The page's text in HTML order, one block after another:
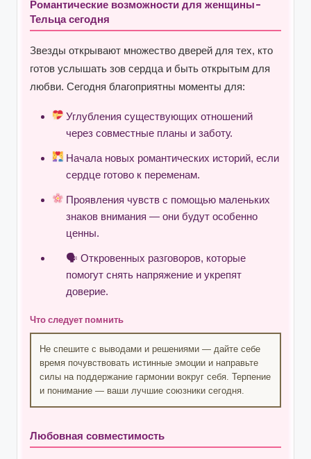
Романтические возможности для женщины-
Тельца сегодня
Звезды открывают множество дверей для тех, кто
готов услышать зов сердца и быть открытым для
любви. Сегодня благоприятны моменты для:
Углубления существующих отношений
через совместные планы и заботу.
Начала новых романтических историй, если
сердце готово к переменам.
Проявления чувств с помощью маленьких
знаков внимания — они будут особенно
ценны.
🗣 Откровенных разговоров, которые
помогут снять напряжение и укрепят
доверие.
Что следует помнить
Не спешите с выводами и решениями — дайте себе
время почувствовать истинные эмоции и направьте
силы на поддержание гармонии вокруг себя. Терпение
и понимание — ваши лучшие союзники сегодня.
Любовная совместимость